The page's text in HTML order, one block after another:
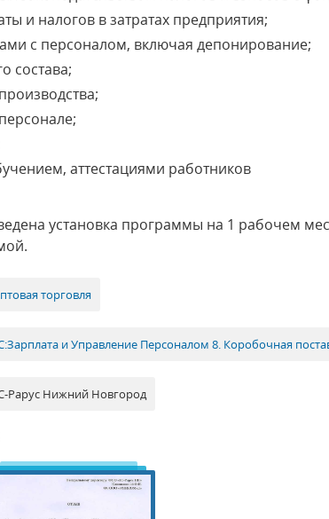
и налогов в затратах предприятия;
с персоналом, включая депонирование;
состава;
аттестациями работников
установка программы на 1 рабочем
торговля
и Управление Персоналом 8. Коробочная
Рарус Нижний Новгород